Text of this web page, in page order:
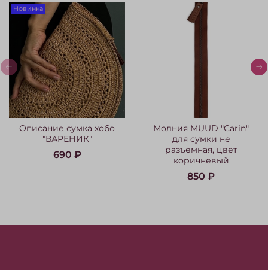
Новинка
Описание сумка хобо
"ВАРЕНИК"
690 ₽
Молния MUUD "Carin"
для сумки не
разъемная, цвет
коричневый
850 ₽